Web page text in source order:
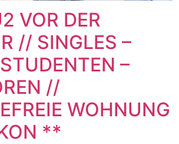
VOR DER
// SINGLES –
–
//
WOHNUNG
**